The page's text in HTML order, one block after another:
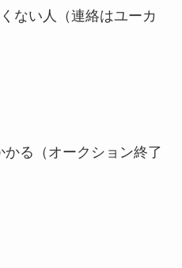
ない人（連絡はユーカ
かる（オークション終了